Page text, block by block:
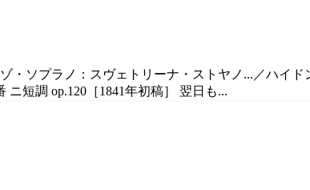
ソプラノ：スヴェトリーナ・ストヤノ...／ハイド
短調 op.120［1841年初稿］ 翌日も...